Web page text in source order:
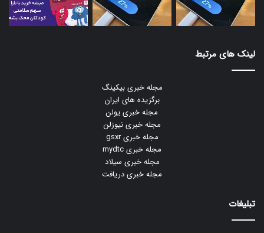
لینک های مرتبط
مجله خبری بیکینگ
برگزیده های ایران
مجله خبری یولن
مجله خبری نیوزلن
مجله خبری gsxr
مجله خبری mydtc
مجله خبری سیلاد
مجله خبری دریافت
تبلیغات